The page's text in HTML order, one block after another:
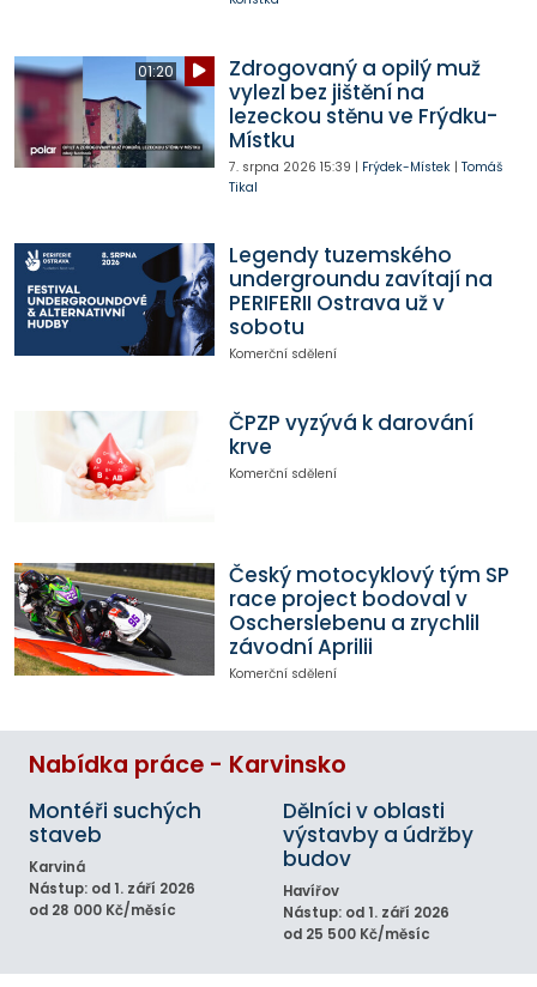
01:20
Zdrogovaný a opilý muž
vylezl bez jištění na
lezeckou stěnu ve Frýdku-
Místku
7. srpna 2026 15:39 | Frýdek-Místek| Tomáš
Tikal
Legendy tuzemského
undergroundu zavítají na
PERIFERII Ostrava už v
sobotu
Komerční sdělení
ČPZP vyzývá k darování
krve
Komerční sdělení
Český motocyklový tým SP
race project bodoval v
Oscherslebenu a zrychlil
závodní Aprilii
Komerční sdělení
Nabídka práce - Karvinsko
Montéři suchých
staveb
Karviná
Nástup: od 1. září 2026
od 28 000 Kč/měsíc
Dělníci v oblasti
výstavby a údržby
budov
Havířov
Nástup: od 1. září 2026
od 25 500 Kč/měsíc